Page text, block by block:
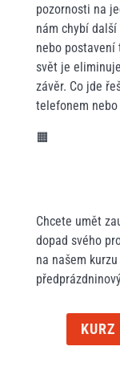
pozornosti na
nám chybí
nebo
svět je
závěr. Co jde
telefonem nebo
🟧
Chcete umět
dopad svého
na našem kurzu